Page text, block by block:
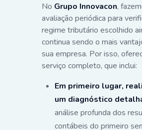
No Grupo Innovacon,
avaliação periódica para
regime tributário escolhido
continua sendo o mais
sua empresa. Por isso,
serviço completo, que inclui:
Em primeiro lugar,
um diagnóstico
análise profunda dos
contábeis do primeiro